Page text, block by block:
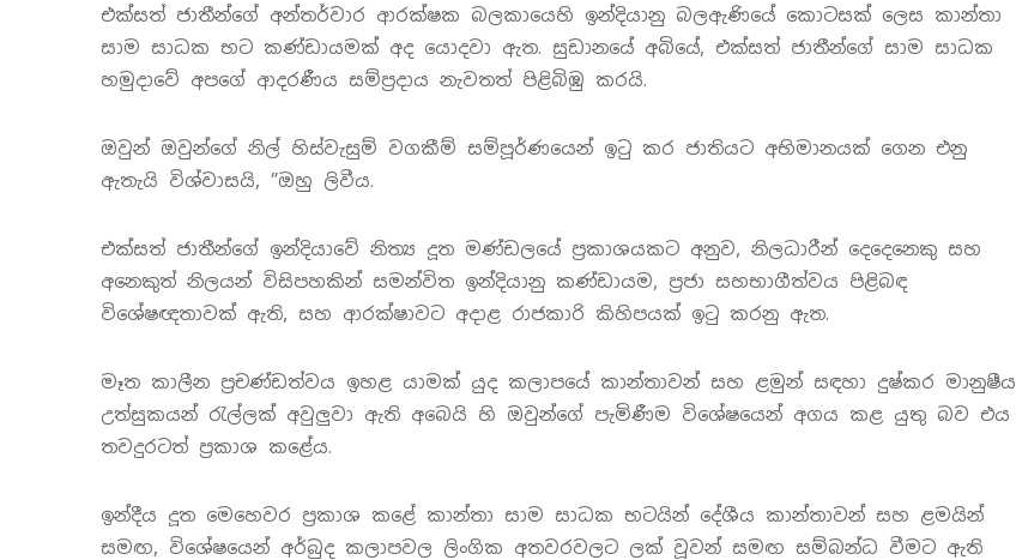
එක්සත් ජාතීන්ගේ අන්තර්වාර ආරක්ෂක බලකායෙහි ඉන්දියානු බලඇණියේ කොටසක් ලෙස කාන්තා
සාම සාධක භට කණ්ඩායමක් අද යොදවා ඇත. සුඩානයේ අබියේ, එක්සත් ජාතීන්ගේ සාම සාධක
හමුදාවේ අපගේ ආදරණීය සම්ප්‍රදාය නැවතත් පිළිබිඹු කරයි.
ඔවුන් ඔවුන්ගේ නිල් හිස්වැසුම් වගකීම් සම්පූර්ණයෙන් ඉටු කර ජාතියට අභිමානයක් ගෙන එනු
ඇතැයි විශ්වාසයි, ”ඔහු ලිවීය.
එක්සත් ජාතීන්ගේ ඉන්දියාවේ නිත්‍ය දූත මණ්ඩලයේ ප්‍රකාශයකට අනුව, නිලධාරීන් දෙදෙනෙකු සහ
අනෙකුත් නිලයන් විසිපහකින් සමන්විත ඉන්දියානු කණ්ඩායම, ප්‍රජා සහභාගීත්වය පිළිබඳ
විශේෂඥතාවක් ඇති, සහ ආරක්ෂාවට අදාළ රාජකාරි කිහිපයක් ඉටු කරනු ඇත.
මෑත කාලීන ප්‍රචණ්ඩත්වය ඉහළ යාමක් යුද කලාපයේ කාන්තාවන් සහ ළමුන් සඳහා දුෂ්කර මානුෂීය
උත්සුකයන් රැල්ලක් අවුලුවා ඇති අබෙයි හි ඔවුන්ගේ පැමිණීම විශේෂයෙන් අගය කළ යුතු බව එය
තවදුරටත් ප්‍රකාශ කළේය.
ඉන්දීය දූත මෙහෙවර ප්‍රකාශ කළේ කාන්තා සාම සාධක භටයින් දේශීය කාන්තාවන් සහ ළමයින්
සමඟ, විශේෂයෙන් අර්බුද කලාපවල ලිංගික අතවරවලට ලක් වූවන් සමඟ සම්බන්ධ වීමට ඇති